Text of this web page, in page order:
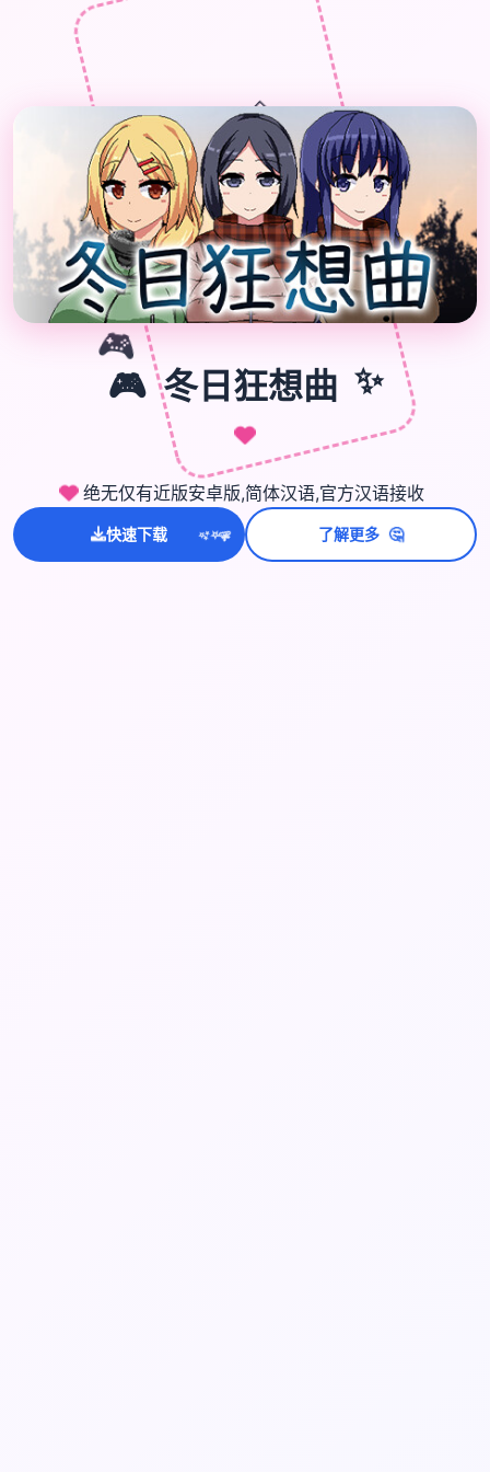
🎮
🎮 冬日狂想曲 ✨
绝无仅有近版安卓版,简体汉语,官方汉语接收
快速下载 ✨⭐💫 了解更多 🤔
🎁